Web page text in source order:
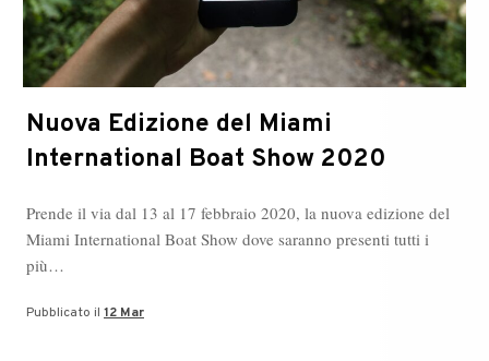
Nuova Edizione del Miami
International Boat Show 2020
Prende il via dal 13 al 17 febbraio 2020, la nuova edizione del
Miami International Boat Show dove saranno presenti tutti i
più…
Pubblicato il 12 Mar